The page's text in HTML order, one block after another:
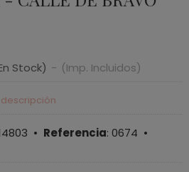
Stock) - (Imp. Incluidos)
• Referencia: 0674 •